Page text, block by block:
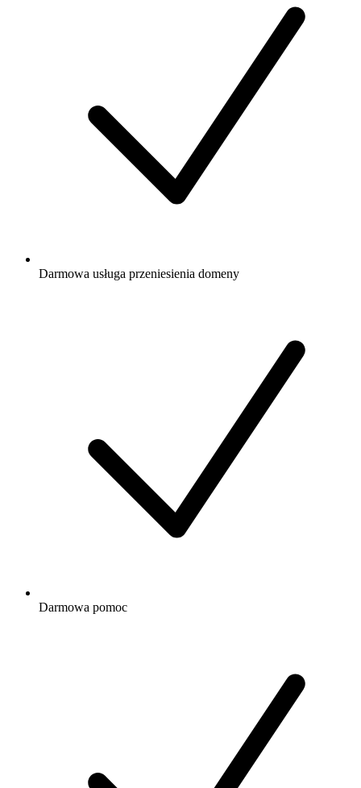
Darmowa usługa przeniesienia domeny
Darmowa pomoc